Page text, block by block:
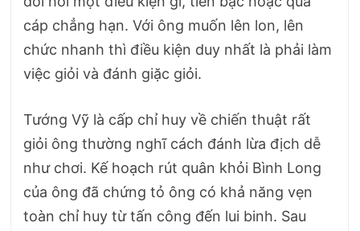
cáp chẳng hạn. Với ông muốn lên lon, lên
chức nhanh thì điều kiện duy nhất là phải làm
việc giỏi và đánh giặc giỏi.
Tướng Vỹ là cấp chỉ huy về chiến thuật rất
giỏi ông thường nghĩ cách đánh lừa địch dễ
như chơi. Kế hoạch rút quân khỏi Bình Long
của ông đã chứng tỏ ông có khả năng vẹn
toàn chỉ huy từ tấn công đến lui binh. Sau